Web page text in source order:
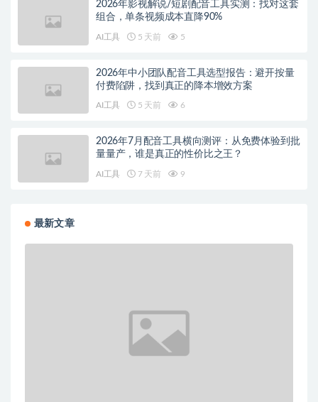
2026年影视解说/短剧配音工具实测：找对这套
组合，单条视频成本直降90%
AI工具 5 天前 5
2026年中小团队配音工具选型报告：避开按量
付费陷阱，找到真正的降本增效方案
AI工具 5 天前 6
2026年7月配音工具横向测评：从免费体验到批
量量产，谁是真正的性价比之王？
AI工具 7 天前 9
最新文章